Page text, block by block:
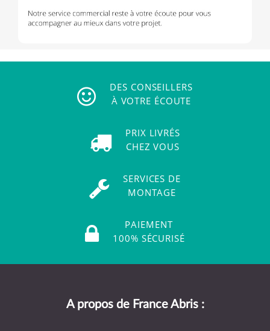
DES CONSEILLERS
À VOTRE ÉCOUTE
PRIX LIVRÉS
CHEZ VOUS
SERVICES DE
MONTAGE
PAIEMENT
100% SÉCURISÉ
A propos de France Abris :